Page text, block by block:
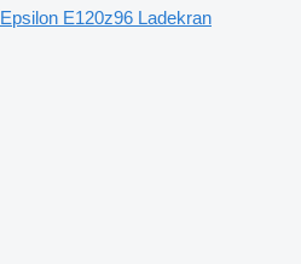
Epsilon E120z96 Ladekran